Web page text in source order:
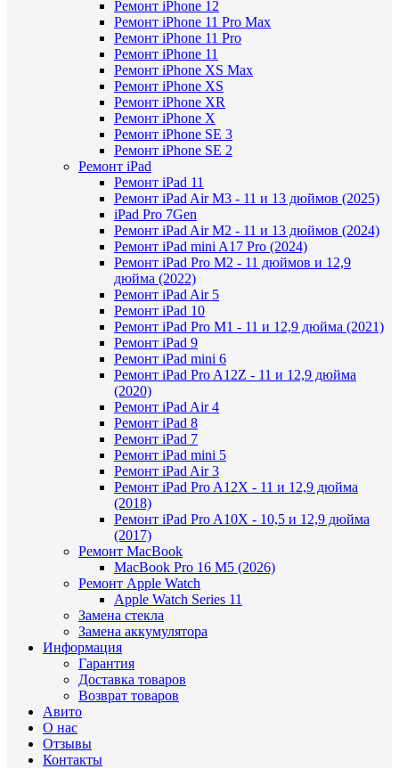
Ремонт iPhone 12
Ремонт iPhone 11 Pro Max
Ремонт iPhone 11 Pro
Ремонт iPhone 11
Ремонт iPhone XS Max
Ремонт iPhone XS
Ремонт iPhone XR
Ремонт iPhone X
Ремонт iPhone SE 3
Ремонт iPhone SE 2
Ремонт iPad
Ремонт iPad 11
Ремонт iPad Air M3 - 11 и 13 дюймов (2025)
iPad Pro 7Gen
Ремонт iPad Air M2 - 11 и 13 дюймов (2024)
Ремонт iPad mini A17 Pro (2024)
Ремонт iPad Pro M2 - 11 дюймов и 12,9
дюйма (2022)
Ремонт iPad Air 5
Ремонт iPad 10
Ремонт iPad Pro M1 - 11 и 12,9 дюйма (2021)
Ремонт iPad 9
Ремонт iPad mini 6
Ремонт iPad Pro A12Z - 11 и 12,9 дюйма
(2020)
Ремонт iPad Air 4
Ремонт iPad 8
Ремонт iPad 7
Ремонт iPad mini 5
Ремонт iPad Air 3
Ремонт iPad Pro A12X - 11 и 12,9 дюйма
(2018)
Ремонт iPad Pro A10X - 10,5 и 12,9 дюйма
(2017)
Ремонт MacBook
MacBook Pro 16 M5 (2026)
Ремонт Apple Watch
Apple Watch Series 11
Замена стекла
Замена аккумулятора
Информация
Гарантия
Доставка товаров
Возврат товаров
Авито
О нас
Отзывы
Контакты